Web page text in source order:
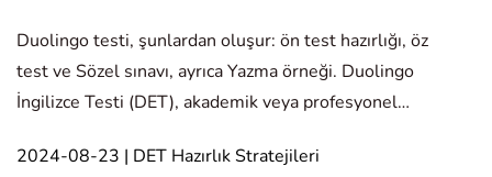
Duolingo testi, şunlardan oluşur: ön test hazırlığı, öz
test ve Sözel sınavı, ayrıca Yazma örneği. Duolingo
İngilizce Testi (DET), akademik veya profesyonel
isteyenler için popüler bir seçenek haline gelmiştir.
2024-08-23 | DET Hazırlık Stratejileri